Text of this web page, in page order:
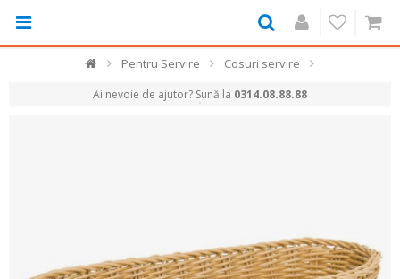
Pentru Servire Cosuri servire
Ai nevoie de ajutor? Sună la 0314.08.88.88